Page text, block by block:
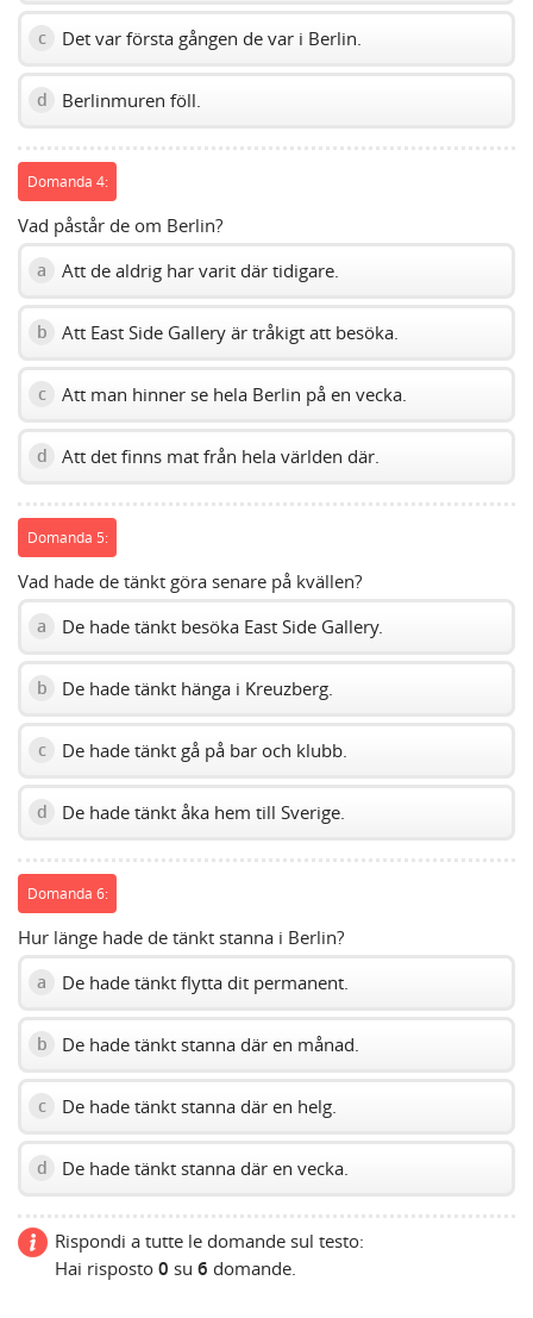
c Det var första gången de var i Berlin.
d Berlinmuren föll.
Domanda 4:
Vad påstår de om Berlin?
a Att de aldrig har varit där tidigare.
b Att East Side Gallery är tråkigt att besöka.
c Att man hinner se hela Berlin på en vecka.
d Att det finns mat från hela världen där.
Domanda 5:
Vad hade de tänkt göra senare på kvällen?
a De hade tänkt besöka East Side Gallery.
b De hade tänkt hänga i Kreuzberg.
c De hade tänkt gå på bar och klubb.
d De hade tänkt åka hem till Sverige.
Domanda 6:
Hur länge hade de tänkt stanna i Berlin?
a De hade tänkt flytta dit permanent.
b De hade tänkt stanna där en månad.
c De hade tänkt stanna där en helg.
d De hade tänkt stanna där en vecka.
Rispondi a tutte le domande sul testo:
Hai risposto 0 su 6 domande.